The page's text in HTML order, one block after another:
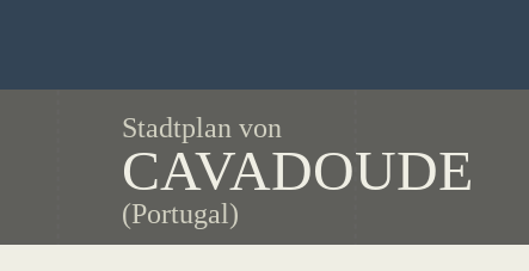
Stadtplan von
CAVADOUDE
(Portugal)